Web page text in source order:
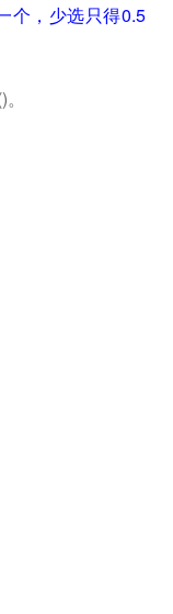
个，少选只得0.5